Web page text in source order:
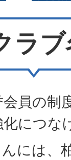
ラ
員の制
につな
には、